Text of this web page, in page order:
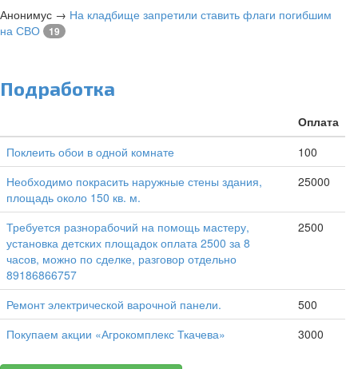
Анонимус → На кладбище запретили ставить флаги погибшим
на СВО
19
Подработка
Оплата
Поклеить обои в одной комнате
100
Необходимо покрасить наружные стены здания,
площадь около 150 кв. м.
25000
Требуется разнорабочий на помощь мастеру,
установка детских площадок оплата 2500 за 8
часов, можно по сделке, разговор отдельно
89186866757
2500
Ремонт электрической варочной панели.
500
Покупаем акции «Агрокомплекс Ткачева»
3000